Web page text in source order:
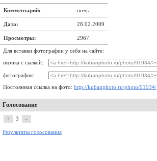
Комментарий: ночь
Дата: 28.02.2009
Просмотры: 2967
Для вставки фотографии у себя на сайте:
иконка с сылкой:
фотография:
Постоянная ссылка на фото: http://kubanphoto.ru/photo/91934/
Голосование
+ 3 –
Результаты голосования